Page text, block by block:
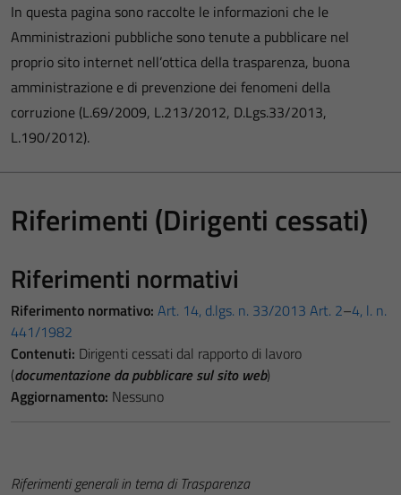
In questa pagina sono raccolte le informazioni che le
Amministrazioni pubbliche sono tenute a pubblicare nel
proprio sito internet nell’ottica della trasparenza, buona
amministrazione e di prevenzione dei fenomeni della
corruzione (L.69/2009, L.213/2012, D.Lgs.33/2013,
L.190/2012).
Riferimenti (Dirigenti cessati)
Riferimenti normativi
Riferimento normativo: Art. 14, d.lgs. n. 33/2013 Art. 2–4, l. n.
441/1982
Contenuti: Dirigenti cessati dal rapporto di lavoro
(documentazione da pubblicare sul sito web)
Aggiornamento: Nessuno
Riferimenti generali in tema di Trasparenza